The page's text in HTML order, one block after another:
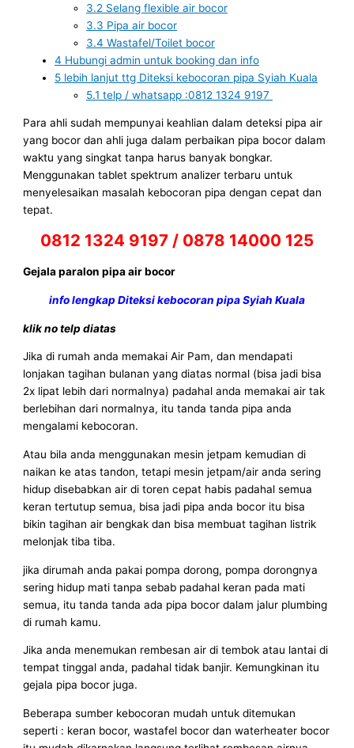
3.2 Selang flexible air bocor
3.3 Pipa air bocor
3.4 Wastafel/Toilet bocor
4 Hubungi admin untuk booking dan info
5 lebih lanjut ttg Diteksi kebocoran pipa Syiah Kuala
5.1 telp / whatsapp :0812 1324 9197
Para ahli sudah mempunyai keahlian dalam deteksi pipa air
yang bocor dan ahli juga dalam perbaikan pipa bocor dalam
waktu yang singkat tanpa harus banyak bongkar.
Menggunakan tablet spektrum analizer terbaru untuk
menyelesaikan masalah kebocoran pipa dengan cepat dan
tepat.
0812 1324 9197 / 0878 14000 125
Gejala paralon pipa air bocor
info lengkap Diteksi kebocoran pipa Syiah Kuala
klik no telp diatas
Jika di rumah anda memakai Air Pam, dan mendapati
lonjakan tagihan bulanan yang diatas normal (bisa jadi bisa
2x lipat lebih dari normalnya) padahal anda memakai air tak
berlebihan dari normalnya, itu tanda tanda pipa anda
mengalami kebocoran.
Atau bila anda menggunakan mesin jetpam kemudian di
naikan ke atas tandon, tetapi mesin jetpam/air anda sering
hidup disebabkan air di toren cepat habis padahal semua
keran tertutup semua, bisa jadi pipa anda bocor itu bisa
bikin tagihan air bengkak dan bisa membuat tagihan listrik
melonjak tiba tiba.
jika dirumah anda pakai pompa dorong, pompa dorongnya
sering hidup mati tanpa sebab padahal keran pada mati
semua, itu tanda tanda ada pipa bocor dalam jalur plumbing
di rumah kamu.
Jika anda menemukan rembesan air di tembok atau lantai di
tempat tinggal anda, padahal tidak banjir. Kemungkinan itu
gejala pipa bocor juga.
Beberapa sumber kebocoran mudah untuk ditemukan
seperti : keran bocor, wastafel bocor dan waterheater bocor